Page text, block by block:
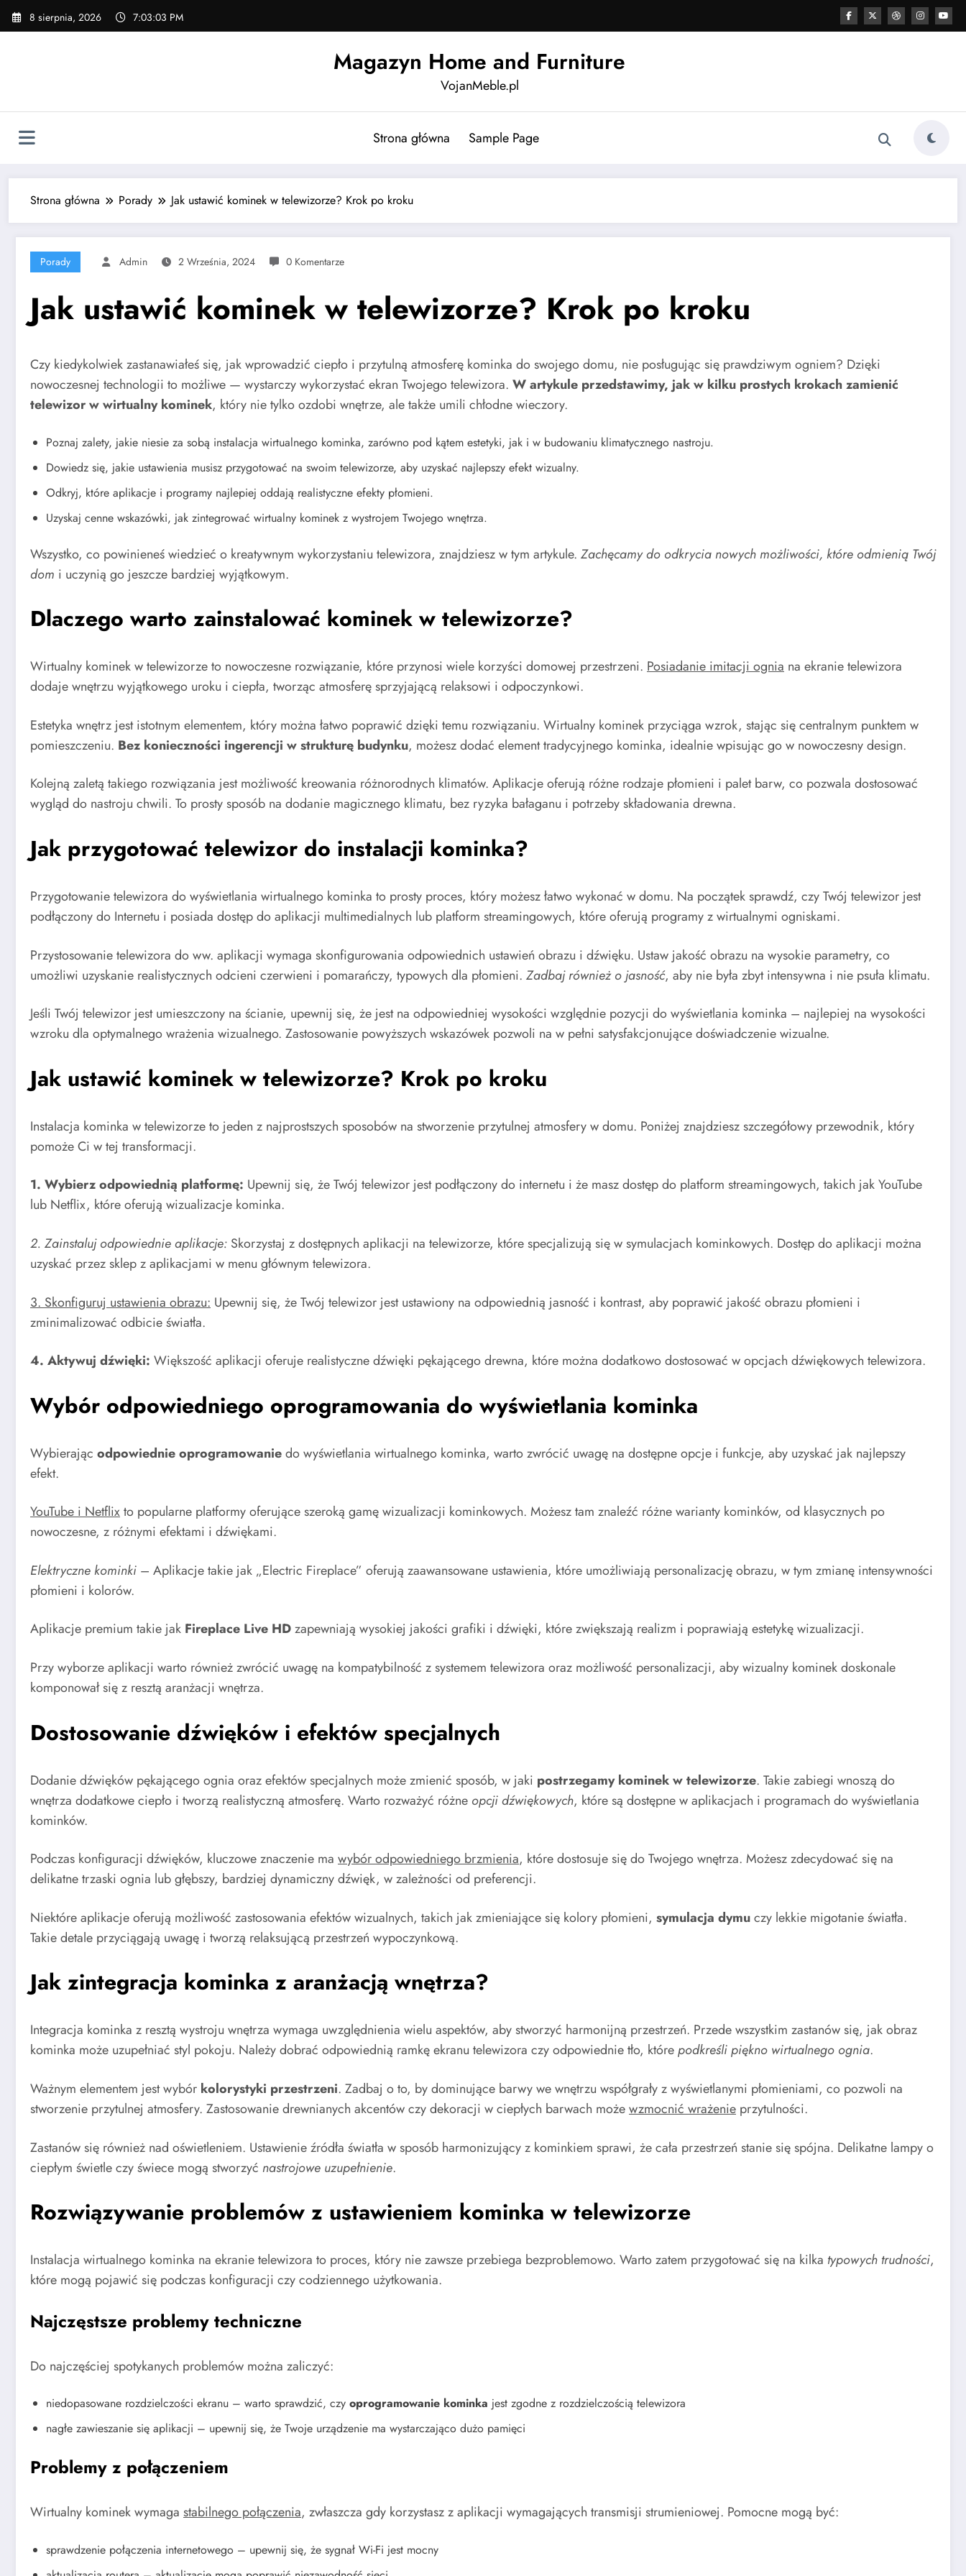
Skip
8 sierpnia, 2026 7:03:04 PM
Magazyn Home and Furniture
VojanMeble.pl
Strona główna Sample Page
Strona główna Porady Jak ustawić kominek w telewizorze? Krok po kroku
Porady Admin 2 Września, 2024 0 Komentarze
Jak ustawić kominek w telewizorze? Krok po kroku
Czy kiedykolwiek zastanawiałeś się, jak wprowadzić ciepło i przytulną atmosferę kominka do swojego domu, nie posługując się prawdziwym ogniem? Dzięki
nowoczesnej technologii to możliwe — wystarczy wykorzystać ekran Twojego telewizora. W artykule przedstawimy, jak w kilku prostych krokach zamienić
telewizor w wirtualny kominek, który nie tylko ozdobi wnętrze, ale także umili chłodne wieczory.
Poznaj zalety, jakie niesie za sobą instalacja wirtualnego kominka, zarówno pod kątem estetyki, jak i w budowaniu klimatycznego nastroju.
Dowiedz się, jakie ustawienia musisz przygotować na swoim telewizorze, aby uzyskać najlepszy efekt wizualny.
Odkryj, które aplikacje i programy najlepiej oddają realistyczne efekty płomieni.
Uzyskaj cenne wskazówki, jak zintegrować wirtualny kominek z wystrojem Twojego wnętrza.
Wszystko, co powinieneś wiedzieć o kreatywnym wykorzystaniu telewizora, znajdziesz w tym artykule. Zachęcamy do odkrycia nowych możliwości, które odmienią Twój
dom i uczynią go jeszcze bardziej wyjątkowym.
Dlaczego warto zainstalować kominek w telewizorze?
Wirtualny kominek w telewizorze to nowoczesne rozwiązanie, które przynosi wiele korzyści domowej przestrzeni. Posiadanie imitacji ognia na ekranie telewizora
dodaje wnętrzu wyjątkowego uroku i ciepła, tworząc atmosferę sprzyjającą relaksowi i odpoczynkowi.
Estetyka wnętrz jest istotnym elementem, który można łatwo poprawić dzięki temu rozwiązaniu. Wirtualny kominek przyciąga wzrok, stając się centralnym punktem w
pomieszczeniu. Bez konieczności ingerencji w strukturę budynku, możesz dodać element tradycyjnego kominka, idealnie wpisując go w nowoczesny design.
Kolejną zaletą takiego rozwiązania jest możliwość kreowania różnorodnych klimatów. Aplikacje oferują różne rodzaje płomieni i palet barw, co pozwala dostosować
wygląd do nastroju chwili. To prosty sposób na dodanie magicznego klimatu, bez ryzyka bałaganu i potrzeby składowania drewna.
Jak przygotować telewizor do instalacji kominka?
Przygotowanie telewizora do wyświetlania wirtualnego kominka to prosty proces, który możesz łatwo wykonać w domu. Na początek sprawdź, czy Twój telewizor jest
podłączony do Internetu i posiada dostęp do aplikacji multimedialnych lub platform streamingowych, które oferują programy z wirtualnymi ogniskami.
Przystosowanie telewizora do ww. aplikacji wymaga skonfigurowania odpowiednich ustawień obrazu i dźwięku. Ustaw jakość obrazu na wysokie parametry, co
umożliwi uzyskanie realistycznych odcieni czerwieni i pomarańczy, typowych dla płomieni. Zadbaj również o jasność, aby nie była zbyt intensywna i nie psuła klimatu.
Jeśli Twój telewizor jest umieszczony na ścianie, upewnij się, że jest na odpowiedniej wysokości względnie pozycji do wyświetlania kominka – najlepiej na wysokości
wzroku dla optymalnego wrażenia wizualnego. Zastosowanie powyższych wskazówek pozwoli na w pełni satysfakcjonujące doświadczenie wizualne.
Jak ustawić kominek w telewizorze? Krok po kroku
Instalacja kominka w telewizorze to jeden z najprostszych sposobów na stworzenie przytulnej atmosfery w domu. Poniżej znajdziesz szczegółowy przewodnik, który
pomoże Ci w tej transformacji.
1. Wybierz odpowiednią platformę: Upewnij się, że Twój telewizor jest podłączony do internetu i że masz dostęp do platform streamingowych, takich jak YouTube
lub Netflix, które oferują wizualizacje kominka.
2. Zainstaluj odpowiednie aplikacje: Skorzystaj z dostępnych aplikacji na telewizorze, które specjalizują się w symulacjach kominkowych. Dostęp do aplikacji można
uzyskać przez sklep z aplikacjami w menu głównym telewizora.
3. Skonfiguruj ustawienia obrazu: Upewnij się, że Twój telewizor jest ustawiony na odpowiednią jasność i kontrast, aby poprawić jakość obrazu płomieni i
zminimalizować odbicie światła.
4. Aktywuj dźwięki: Większość aplikacji oferuje realistyczne dźwięki pękającego drewna, które można dodatkowo dostosować w opcjach dźwiękowych telewizora.
Wybór odpowiedniego oprogramowania do wyświetlania kominka
Wybierając odpowiednie oprogramowaniedo wyświetlania wirtualnego kominka, warto zwrócić uwagę na dostępne opcje i funkcje, aby uzyskać jak najlepszy
efekt.
YouTube i Netflixto popularne platformy oferujące szeroką gamę wizualizacji kominkowych. Możesz tam znaleźć różne warianty kominków, od klasycznych po
nowoczesne, z różnymi efektami i dźwiękami.
Elektryczne kominki – Aplikacje takie jak „Electric Fireplace” oferują zaawansowane ustawienia, które umożliwiają personalizację obrazu, w tym zmianę intensywności
płomieni i kolorów.
Aplikacje premium takie jak Fireplace Live HDzapewniają wysokiej jakości grafiki i dźwięki, które zwiększają realizm i poprawiają estetykę wizualizacji.
Przy wyborze aplikacji warto również zwrócić uwagę na kompatybilność z systemem telewizora oraz możliwość personalizacji, aby wizualny kominek doskonale
komponował się z resztą aranżacji wnętrza.
Dostosowanie dźwięków i efektów specjalnych
Dodanie dźwięków pękającego ognia oraz efektów specjalnych może zmienić sposób, w jaki postrzegamy kominek w telewizorze. Takie zabiegi wnoszą do
wnętrza dodatkowe ciepło i tworzą realistyczną atmosferę. Warto rozważyć różne opcji dźwiękowych, które są dostępne w aplikacjach i programach do wyświetlania
kominków.
Podczas konfiguracji dźwięków, kluczowe znaczenie ma wybór odpowiedniego brzmienia, które dostosuje się do Twojego wnętrza. Możesz zdecydować się na
delikatne trzaski ognia lub głębszy, bardziej dynamiczny dźwięk, w zależności od preferencji.
Niektóre aplikacje oferują możliwość zastosowania efektów wizualnych, takich jak zmieniające się kolory płomieni, symulacja dymuczy lekkie migotanie światła.
Takie detale przyciągają uwagę i tworzą relaksującą przestrzeń wypoczynkową.
Jak zintegracja kominka z aranżacją wnętrza?
Integracja kominka z resztą wystroju wnętrza wymaga uwzględnienia wielu aspektów, aby stworzyć harmonijną przestrzeń. Przede wszystkim zastanów się, jak obraz
kominka może uzupełniać styl pokoju. Należy dobrać odpowiednią ramkę ekranu telewizora czy odpowiednie tło, którepodkreśli piękno wirtualnego ognia.
Ważnym elementem jest wybór kolorystyki przestrzeni. Zadbaj o to, by dominujące barwy we wnętrzu współgrały z wyświetlanymi płomieniami, co pozwoli na
stworzenie przytulnej atmosfery. Zastosowanie drewnianych akcentów czy dekoracji w ciepłych barwach możewzmocnić wrażenie przytulności.
Zastanów się również nad oświetleniem. Ustawienie źródła światła w sposób harmonizujący z kominkiem sprawi, że cała przestrzeń stanie się spójna. Delikatne lampy o
ciepłym świetle czy świece mogą stworzyć nastrojowe uzupełnienie.
Rozwiązywanie problemów z ustawieniem kominka w telewizorze
Instalacja wirtualnego kominka na ekranie telewizora to proces, który nie zawsze przebiega bezproblemowo. Warto zatem przygotować się na kilka typowych trudności,
które mogą pojawić się podczas konfiguracji czy codziennego użytkowania.
Najczęstsze problemy techniczne
Do najczęściej spotykanych problemów można zaliczyć:
niedopasowane rozdzielczości ekranu – warto sprawdzić, czy oprogramowanie kominka jest zgodne z rozdzielczością telewizora
nagłe zawieszanie się aplikacji – upewnij się, że Twoje urządzenie ma wystarczająco dużo pamięci
Problemy z połączeniem
Wirtualny kominek wymaga stabilnego połączenia, zwłaszcza gdy korzystasz z aplikacji wymagających transmisji strumieniowej. Pomocne mogą być:
sprawdzenie połączenia internetowego – upewnij się, że sygnał Wi-Fi jest mocny